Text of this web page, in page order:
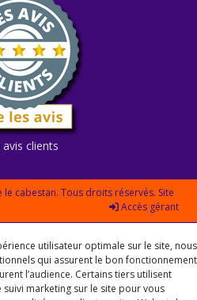
avis clients
cabestan. Tous droits réservés. Site
Accès gérant
utilisateur optimale sur le site, nous
qui assurent le bon fonctionnement
l’audience. Certains tiers utilisent
marketing sur le site pour vous